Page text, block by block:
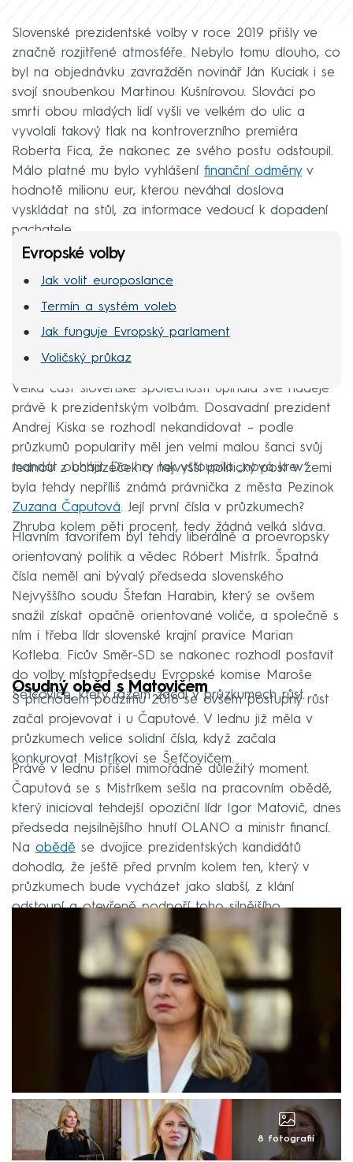
Slovenské prezidentské volby v roce 2019 přišly ve
značně rozjitřené atmosféře. Nebylo tomu dlouho, co
byl na objednávku zavražděn novinář Ján Kuciak i se
svojí snoubenkou Martinou Kušnírovou. Slováci po
smrti obou mladých lidí vyšli ve velkém do ulic a
vyvolali takový tlak na kontroverzního premiéra
Roberta Fica, že nakonec ze svého postu odstoupil.
Málo platné mu bylo vyhlášení finanční odměnyv
hodnotě milionu eur, kterou neváhal doslova
vyskládat na stůl, za informace vedoucí k dopadení
pachatele.
Evropské volby
Jak volit europoslance
Termín a systém voleb
Jak funguje Evropský parlament
Voličský průkaz
Velká část slovenské společnosti upínala své naděje
právě k prezidentským volbám. Dosavadní prezident
Andrej Kiska se rozhodl nekandidovat – podle
průzkumů popularity měl jen velmi malou šanci svůj
mandát obhájit. Do hry tak vstoupila „nová krev“.
Jednou z uchazeček o nejvyšší politický post v zemi
byla tehdy nepříliš známá právnička z města Pezinok
Zuzana Čaputová. Její první čísla v průzkumech?
Zhruba kolem pěti procent, tedy žádná velká sláva.
Hlavním favoritem byl tehdy liberálně a proevropsky
orientovaný politik a vědec Róbert Mistrík. Špatná
čísla neměl ani bývalý předseda slovenského
Nejvyššího soudu Štefan Harabin, který se ovšem
snažil získat opačně orientované voliče, a společně s
ním i třeba lídr slovenské krajní pravice Marian
Kotleba. Ficův Směr-SD se nakonec rozhodl postavit
do volby místopředsedu Evropské komise Maroše
Šefčoviče, který rázem začal v průzkumech růst.
Osudný oběd s Matovičem
S příchodem podzimu 2018 se ovšem postupný růst
začal projevovat i u Čaputové. V lednu již měla v
průzkumech velice solidní čísla, když začala
konkurovat Mistríkovi se Šefčovičem.
Právě v lednu přišel mimořádně důležitý moment.
Čaputová se s Mistríkem sešla na pracovním obědě,
který inicioval tehdejší opoziční lídr Igor Matovič, dnes
předseda nejsilnějšího hnutí OLANO a ministr financí.
Na obědě se dvojice prezidentských kandidátů
dohodla, že ještě před prvním kolem ten, který v
průzkumech bude vycházet jako slabší, z klání
odstoupí a otevřeně podpoří toho silnějšího.
8 fotografií